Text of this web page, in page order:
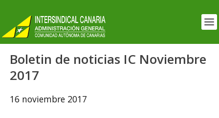
Boletin de noticias IC Noviembre
2017
16 noviembre 2017